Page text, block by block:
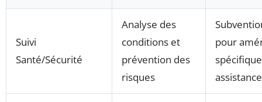
Suivi
Santé/Sécurité
Analyse des
conditions et
prévention des
risques
pour
assistance